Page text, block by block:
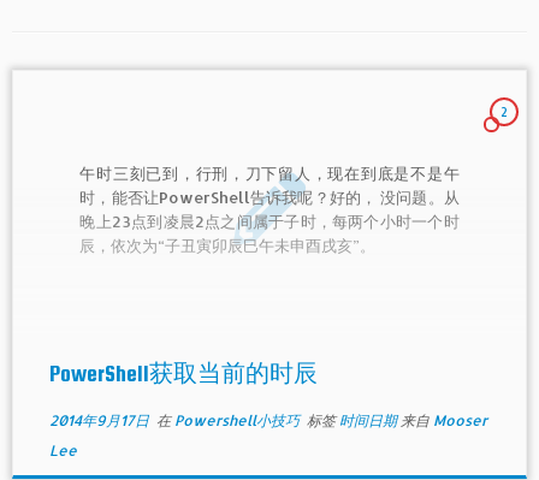
2
午时三刻已到，行刑，刀下留人，现在到底是不是午
时，能否让PowerShell告诉我呢？好的， 没问题。从
晚上23点到凌晨2点之间属于子时，每两个小时一个时
辰，依次为“子丑寅卯辰巳午未申酉戌亥”。
PowerShell获取当前的时辰
2014年9月17日在 Powershell小技巧 标签时间日期来自 Mooser
Lee